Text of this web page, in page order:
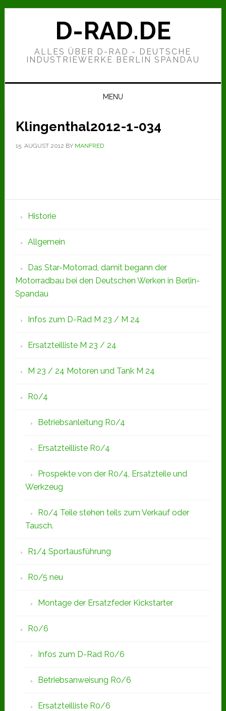
Zur
Hauptnavigation
Zum
Zur
D-RAD.DE
ALLES ÜBER D-RAD - DEUTSCHE
INDUSTRIEWERKE BERLIN SPANDAU
MENU
Klingenthal2012-1-034
15. AUGUST 2012 BY MANFRED
Seitenspalte
Historie
Allgemein
Das Star-Motorrad, damit begann der
Motorradbau bei den Deutschen Werken in Berlin-
Spandau
Infos zum D-Rad M 23 / M 24
Ersatzteilliste M 23 / 24
M 23 / 24 Motoren und Tank M 24
R0/4
Betriebsanleitung R0/4
Ersatzteilliste R0/4
Prospekte von der R0/4, Ersatzteile und
Werkzeug
R0/4 Teile stehen teils zum Verkauf oder
Tausch.
R1/4 Sportausführung
R0/5 neu
Montage der Ersatzfeder Kickstarter
R0/6
Infos zum D-Rad R0/6
Betriebsanweisung R0/6
Ersatzteilliste R0/6